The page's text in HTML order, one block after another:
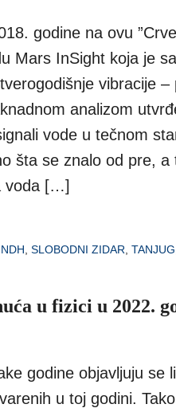
godine na ovu
Mars InSight koja je
vibracije
analizom
vode u tečnom
šta se znalo od pre, a
voda […]
NDH SLOBODNI ZIDAR TANJUG
u fizici u 2022.
godine objavljuju se
u toj godini.